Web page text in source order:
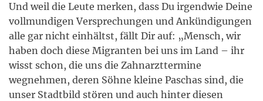
Und weil die Leute merken, dass Du irgendwie Deine
vollmundigen Versprechungen und Ankündigungen
alle gar nicht einhältst, fällt Dir auf: „Mensch, wir
haben doch diese Migranten bei uns im Land – ihr
wisst schon, die uns die Zahnarzttermine
wegnehmen, deren Söhne kleine Paschas sind, die
unser Stadtbild stören und auch hinter diesen